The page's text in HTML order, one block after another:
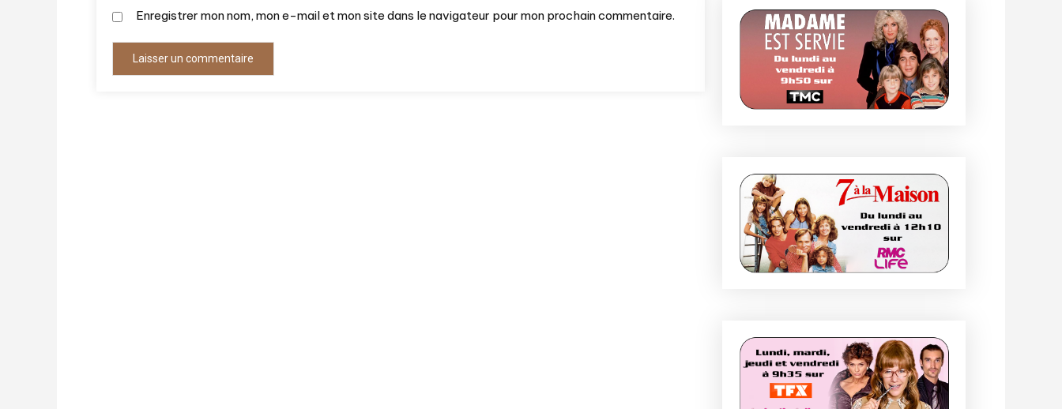
Enregistrer mon nom, mon e-mail et mon site dans le navigateur pour mon prochain commentaire.